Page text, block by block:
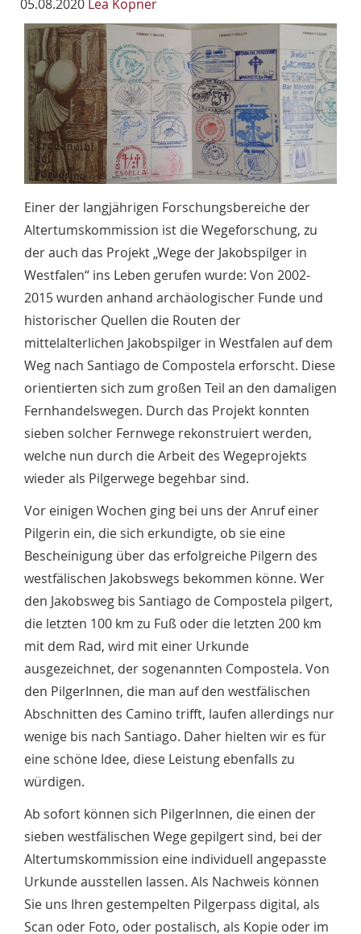
05.08.2020 Lea Kopner
Einer der langjährigen Forschungsbereiche der
Altertumskommission ist die Wegeforschung, zu
der auch das Projekt „Wege der Jakobspilger in
Westfalen“ ins Leben gerufen wurde: Von 2002-
2015 wurden anhand archäologischer Funde und
historischer Quellen die Routen der
mittelalterlichen Jakobspilger in Westfalen auf dem
Weg nach Santiago de Compostela erforscht. Diese
orientierten sich zum großen Teil an den damaligen
Fernhandelswegen. Durch das Projekt konnten
sieben solcher Fernwege rekonstruiert werden,
welche nun durch die Arbeit des Wegeprojekts
wieder als Pilgerwege begehbar sind.
Vor einigen Wochen ging bei uns der Anruf einer
Pilgerin ein, die sich erkundigte, ob sie eine
Bescheinigung über das erfolgreiche Pilgern des
westfälischen Jakobswegs bekommen könne. Wer
den Jakobsweg bis Santiago de Compostela pilgert,
die letzten 100 km zu Fuß oder die letzten 200 km
mit dem Rad, wird mit einer Urkunde
ausgezeichnet, der sogenannten Compostela. Von
den PilgerInnen, die man auf den westfälischen
Abschnitten des Camino trifft, laufen allerdings nur
wenige bis nach Santiago. Daher hielten wir es für
eine schöne Idee, diese Leistung ebenfalls zu
würdigen.
Ab sofort können sich PilgerInnen, die einen der
sieben westfälischen Wege gepilgert sind, bei der
Altertumskommission eine individuell angepasste
Urkunde ausstellen lassen. Als Nachweis können
Sie uns Ihren gestempelten Pilgerpass digital, als
Scan oder Foto, oder postalisch, als Kopie oder im